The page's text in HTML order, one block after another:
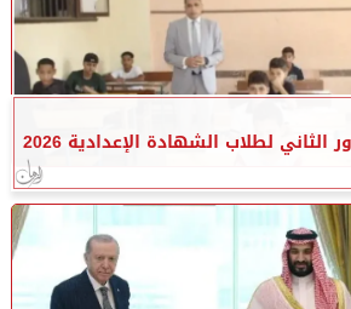
لطلاب الشهادة الإعدادية 2026